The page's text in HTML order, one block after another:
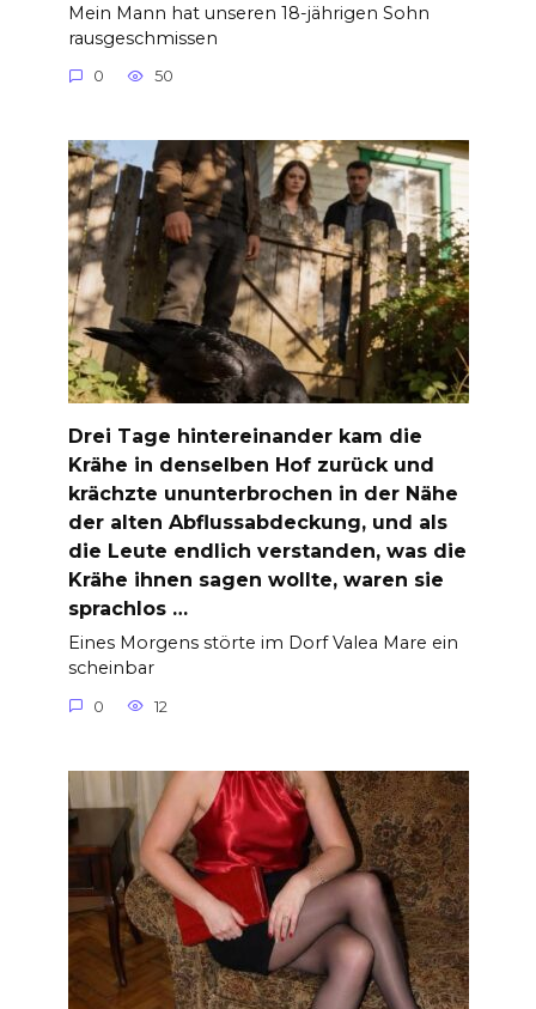
Mein Mann hat unseren 18-jährigen Sohn
rausgeschmissen
0 50
Drei Tage hintereinander kam die
Krähe in denselben Hof zurück und
krächzte ununterbrochen in der Nähe
der alten Abflussabdeckung, und als
die Leute endlich verstanden, was die
Krähe ihnen sagen wollte, waren sie
sprachlos …
Eines Morgens störte im Dorf Valea Mare ein
scheinbar
0 12